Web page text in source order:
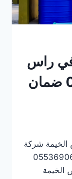
راس
الخيمة 0553690604 ضمان
شركة
في راس الخيمة 0553690604
الخيمة